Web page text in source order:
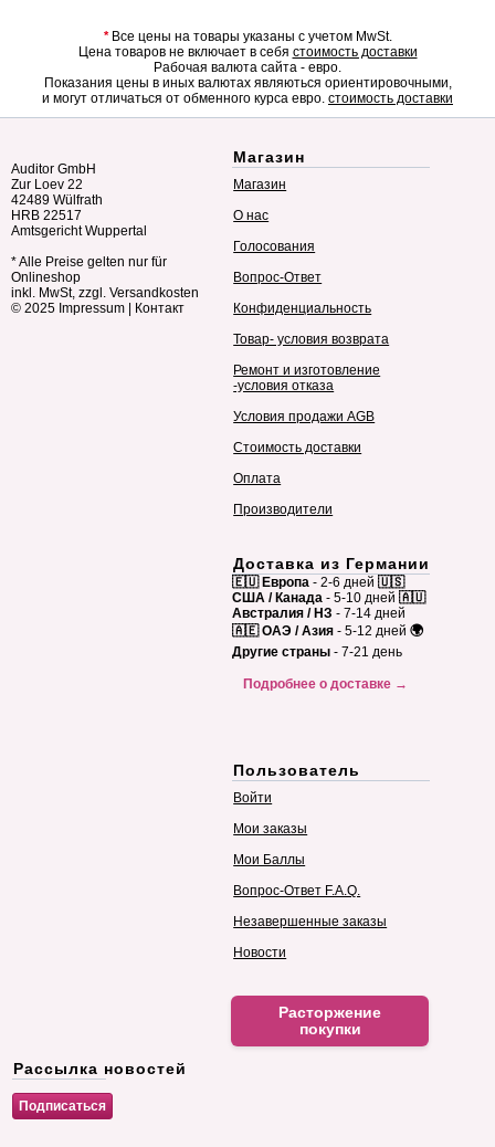
*Все цены на товары указаны с учетом MwSt.
Цена товаров не включает в себя стоимость доставки
Рабочая валюта сайта - евро.
Показания цены в иных валютах являються ориентировочными,
и могут отличаться от обменного курса евро. стоимость доставки
Auditor GmbH
Zur Loev 22
42489 Wülfrath
HRB 22517
Amtsgericht Wuppertal
* Alle Preise gelten nur für
Onlineshop
inkl. MwSt, zzgl. Versandkosten
© 2025 Impressum Контакт
Магазин
Магазин
О нас
Голосования
Вопрос-Ответ
Конфиденциальность
Товар- условия возврата
Ремонт и изготовление
-условия отказа
Условия продажи AGB
Стоимость доставки
Оплата
Производители
Доставка из Германии
🇪🇺 Европа - 2-6 дней 🇺🇸
США / Канада - 5-10 дней 🇦🇺
Австралия / НЗ - 7-14 дней
🇦🇪 ОАЭ / Азия - 5-12 дней 🌍
Другие страны - 7-21 день
Подробнее о доставке →
Пользователь
Войти
Мои заказы
Мои Баллы
Вопрос-Ответ F.A.Q.
Незавершенные заказы
Новости
Расторжение
покупки
Рассылка новостей